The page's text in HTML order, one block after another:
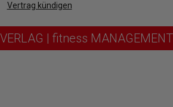
Vertrag kündigen
| fitness MANAGEMENT